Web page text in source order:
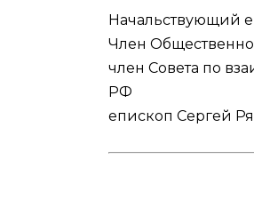
Начальствующий
Член
член Совета по
РФ
епископ Сергей